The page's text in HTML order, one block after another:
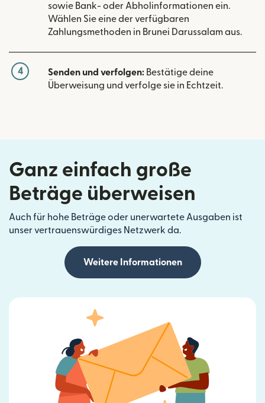
sowie Bank- oder Abholinformationen ein.
Wählen Sie eine der verfügbaren
Zahlungsmethoden in Brunei Darussalam aus.
4 Senden und verfolgen: Bestätige deine
Überweisung und verfolge sie in Echtzeit.
Ganz einfach große
Beträge überweisen
Auch für hohe Beträge oder unerwartete Ausgaben ist
unser vertrauenswürdiges Netzwerk da.
Weitere Informationen